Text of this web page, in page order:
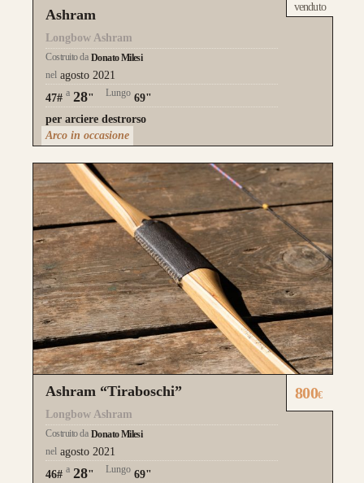
Ashram
Longbow Ashram
Costruito da Donato Milesi
nel agosto 2021
47# a 28" Lungo 69"
per arciere destrorso
venduto
Arco in occasione
Ashram “Tiraboschi”
Longbow Ashram
Costruito da Donato Milesi
nel agosto 2021
46# a 28" Lungo 69"
800€